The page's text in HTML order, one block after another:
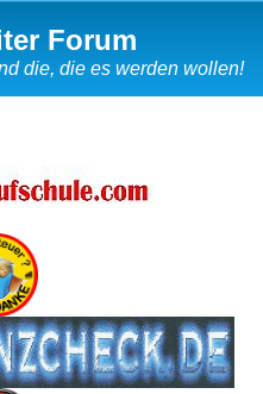
Forum
die, die es werden wollen!